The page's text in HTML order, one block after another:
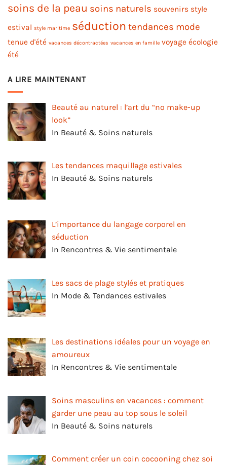
soins de la peau soins naturels souvenirs style
estival style maritime séduction tendances mode
tenue d'été vacances décontractées vacances en famille voyage écologie
été
A LIRE MAINTENANT
Beauté au naturel : l’art du “no make-up
look”
In Beauté & Soins naturels
Les tendances maquillage estivales
In Beauté & Soins naturels
L’importance du langage corporel en
séduction
In Rencontres & Vie sentimentale
Les sacs de plage stylés et pratiques
In Mode & Tendances estivales
Les destinations idéales pour un voyage en
amoureux
In Rencontres & Vie sentimentale
Soins masculins en vacances : comment
garder une peau au top sous le soleil
In Beauté & Soins naturels
Comment créer un coin cocooning chez soi